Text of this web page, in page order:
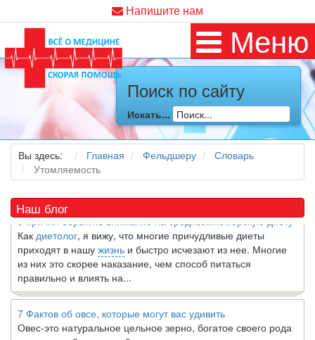
Напишите нам
Меню
Поиск по сайту
Искать...
Вы здесь: Главная Фельдшеру
Словарь
Утомляемость
Наш блог
Как я заболел во время локдауна?
Это странная ситуация: вы соблюдали все меры
предосторожности COVID-19 (вы почти все время дома),
но, тем не менее, вы каким-то образом простудились. Вы
можете задаться...
5 причин обратить внимание на средиземноморскую диету
Какдиетолог, я вижу, что многие причудливые диеты
приходят в нашужизньи быстро исчезают из нее. Многие
из них это скорее наказание, чем способ питаться
правильно и влиять на...
7 Фактов об овсе, которые могут вас удивить
Овес-это натуральное цельное зерно, богатое своего рода
растворимой клетчаткой, которая может помочь вывести